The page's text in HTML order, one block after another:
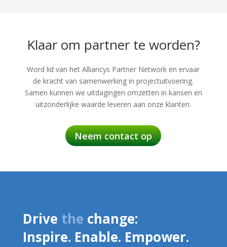
Klaar om partner te worden?
Word lid van het Alliancys Partner Network en ervaar
de kracht van samenwerking in projectuitvoering.
Samen kunnen we uitdagingen omzetten in kansen en
uitzonderlijke waarde leveren aan onze klanten.
Neem contact op
Drive the change:
Inspire. Enable. Empower.